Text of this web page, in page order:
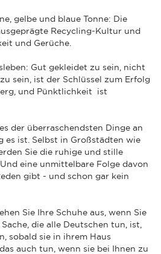
gelbe und blaue Tonne: Die
Recycling-Kultur und
und Gerüche.
Gut gekleidet zu sein, nicht
sein, ist der Schlüssel zum Erfolg
und Pünktlichkeit ist
der überraschendsten Dinge an
es ist. Selbst in Großstädten wie
Sie die ruhige und stille
eine unmittelbare Folge davon
gibt - und schon gar kein
Sie Ihre Schuhe aus, wenn Sie
die alle Deutschen tun, ist,
sobald sie in ihrem Haus
auch tun, wenn sie bei Ihnen zu